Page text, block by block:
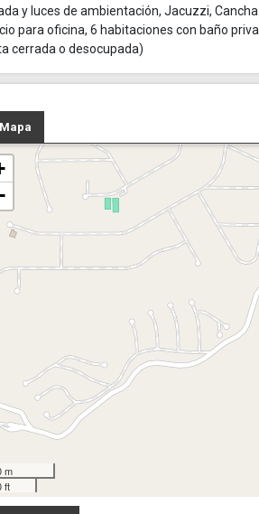
y luces de ambientación, Jacuzzi,
para oficina, 6 habitaciones con baño
cerrada o desocupada)
Mapa
m
ft